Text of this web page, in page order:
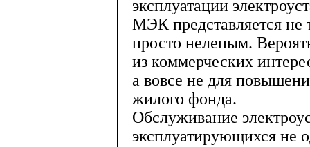
эксплуатации
МЭК представляется не
просто нелепым.
из коммерческих
а вовсе не для
жилого фонда.
Обслуживание
эксплуатирующихся не